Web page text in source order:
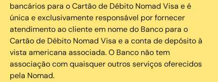
bancários para o Cartão de Débito Nomad Visa e é
única e exclusivamente responsável por fornecer
atendimento ao cliente em nome do Banco para o
Cartão de Débito Nomad Visa e a conta de depósito à
vista americana associada. O Banco não tem
associação com quaisquer outros serviços oferecidos
pela Nomad.